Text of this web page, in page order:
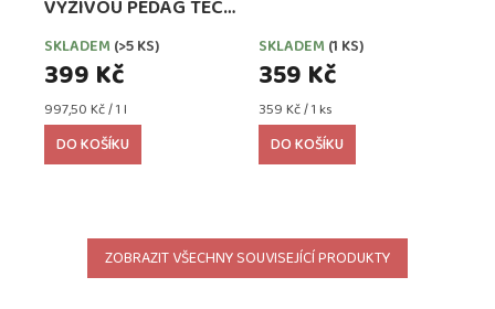
VÝŽIVOU PEDAG TECH
WATERPROOFER,
EXTRA SILNÁ
SKLADEM (>5 KS)
399 Kč
Měrná
cena:
997,50 Kč / 1 l
DO KOŠÍKU
SKLADEM (1 KS)
359 Kč
Měrná
cena:
359 Kč / 1 ks
DO KOŠÍKU
ZOBRAZIT VŠECHNY SOUVISEJÍCÍ PRODUKTY